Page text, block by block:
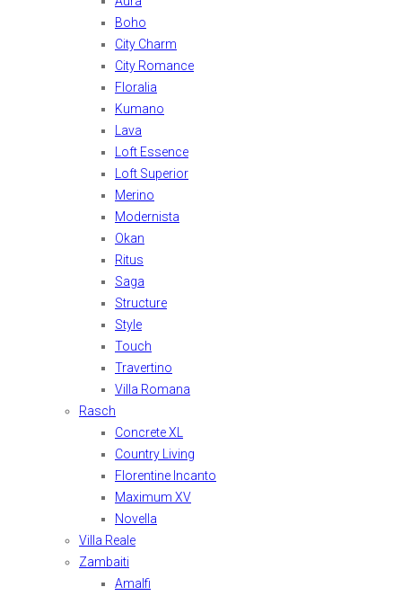
Boho
City Charm
City Romance
Floralia
Kumano
Lava
Loft Essence
Loft Superior
Merino
Modernista
Okan
Ritus
Saga
Structure
Style
Touch
Travertino
Villa Romana
Rasch
Concrete XL
Country Living
Florentine Incanto
Maximum XV
Novella
Villa Reale
Zambaiti
Amalfi